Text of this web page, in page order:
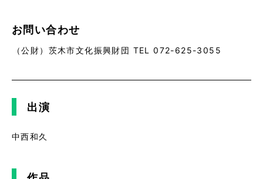
お問い合わせ
（公財）茨木市文化振興財団 TEL 072-625-3055
出演
中西和久